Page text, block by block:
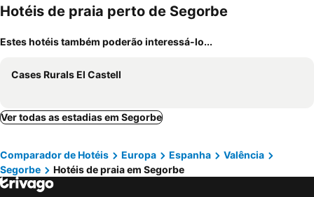
mento
Hotéis de praia perto de Segorbe
Estes hotéis também poderão interessá-lo...
Cases Rurals El Castell
Ver todas as estadias em Segorbe
Comparador de Hotéis Europa Espanha
Valência
Segorbe
Hotéis de praia em Segorbe